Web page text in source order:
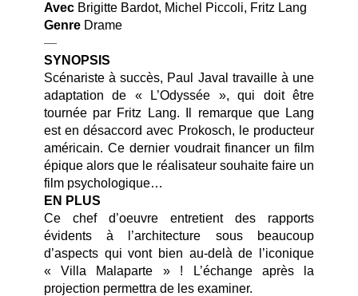
AvecBrigitte Bardot, Michel Piccoli, Fritz Lang
GenreDrame
—
SYNOPSIS
Scénariste à succès, Paul Javal travaille à une
adaptation de « L’Odyssée », qui doit être
tournée par Fritz Lang. Il remarque que Lang
est en désaccord avec Prokosch, le producteur
américain. Ce dernier voudrait financer un film
épique alors que le réalisateur souhaite faire un
film psychologique…
EN PLUS
Ce chef d’oeuvre entretient des rapports
évidents à l’architecture sous beaucoup
d’aspects qui vont bien au-delà de l’iconique
« Villa Malaparte » ! L’échange après la
projection permettra de les examiner.